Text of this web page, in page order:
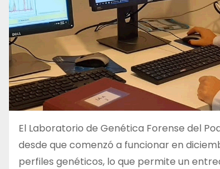
El Laboratorio de Genética Forense del
desde que comenzó a funcionar en
perfiles genéticos, lo que permite un